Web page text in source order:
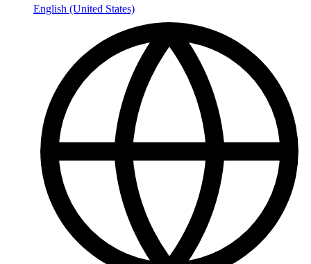
English (United States)